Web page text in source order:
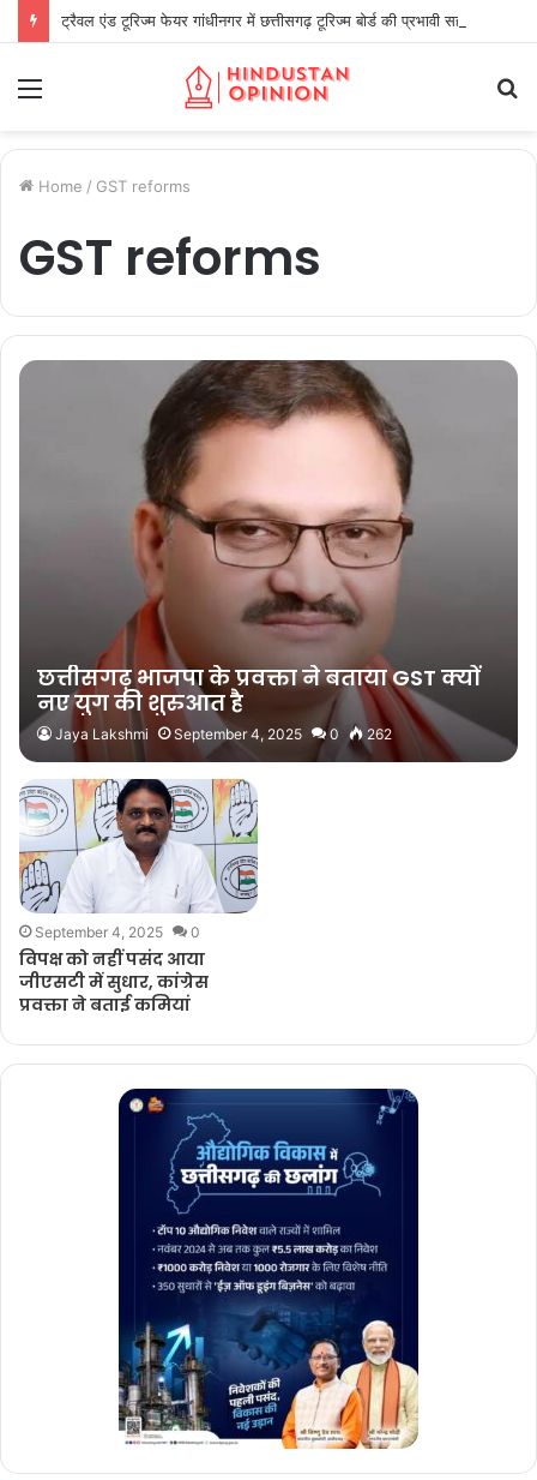
Home / GST reforms
GST reforms
छत्तीसगढ़ भाजपा के प्रवक्ता ने बताया GST क्यों
नए युग की शुरुआत है
Jaya Lakshmi September 4, 2025 0 262
September 4, 2025 0
विपक्ष को नहीं पसंद आया
जीएसटी में सुधार, कांग्रेस
प्रवक्ता ने बताई कमियां